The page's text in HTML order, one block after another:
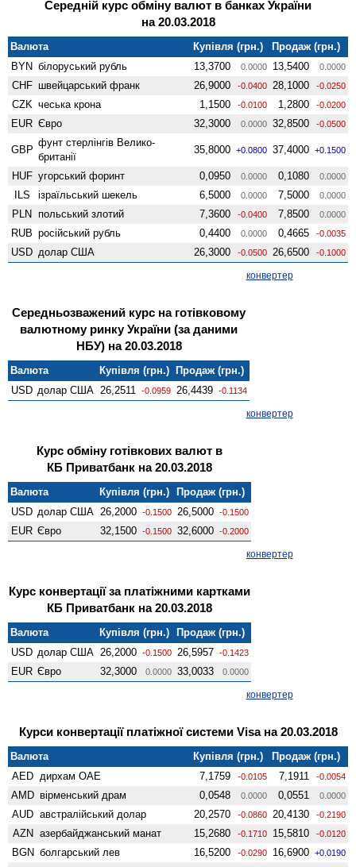
Середній курс обміну валют в банках України
на 20.03.2018
Валюта Купівля (грн.)
Продаж (грн.)
BYN білоруський рубль 13,3700 0.0000 13,5400 0.0000
CHF швейцарський франк 26,9000 -0.0400 28,1000 -0.0250
CZK чеська крона 1,1500 -0.0100 1,2800 -0.0200
EUR Євро 32,3000 0.0000 32,8500 -0.0500
GBP
фунт стерлінгів Велико­
британії
35,8000 +0.0800 37,4000 +0.1500
HUF угорський форинт 0,0950 0.0000 0,1080 0.0000
ILS ізраїльський шекель 6,5000 0.0000 7,5000 0.0000
PLN польський злотий 7,3600 -0.0400 7,8500 0.0000
RUB російський рубль 0,4400 0.0000 0,4665 -0.0035
USD долар США 26,3000 -0.0500 26,6500 -0.1000
конвертер
Середньозважений курс на готівковому
валютному ринку України (за даними
НБУ) на 20.03.2018
Валюта Купівля (грн.) Продаж (грн.)
USD долар США 26,2511 -0.0959 26,4439 -0.1134
конвертер
Курс обміну готівкових валют в
КБ Приватбанк на 20.03.2018
Валюта Купівля (грн.)
Продаж (грн.)
USD долар США 26,2000 -0.1500 26,5000 -0.1500
EUR Євро 32,1500 -0.1500 32,6000 -0.2000
конвертер
Курс конвертації за платіжними картками
КБ Приватбанк на 20.03.2018
Валюта Купівля (грн.)
Продаж (грн.)
USD долар США 26,2000 -0.1500 26,5957 -0.1423
EUR Євро 32,3000 0.0000 33,0033 0.0000
конвертер
Курси конвертації платіжної системи Visa на 20.03.2018
Валюта Купівля (грн.)
Продаж (грн.)
AED дирхам ОАЕ 7,1759 -0.0105 7,1911 -0.0054
AMD вiрменський драм 0,0548 0.0000 0,0551 0.0000
AUD австралійський долар 20,2570 -0.0860 20,4130 -0.2190
AZN азербайджанський манат 15,2680 -0.1710 15,5810 -0.0120
BGN болгарський лев 16,5200 -0.0290 16,6900 +0.0190